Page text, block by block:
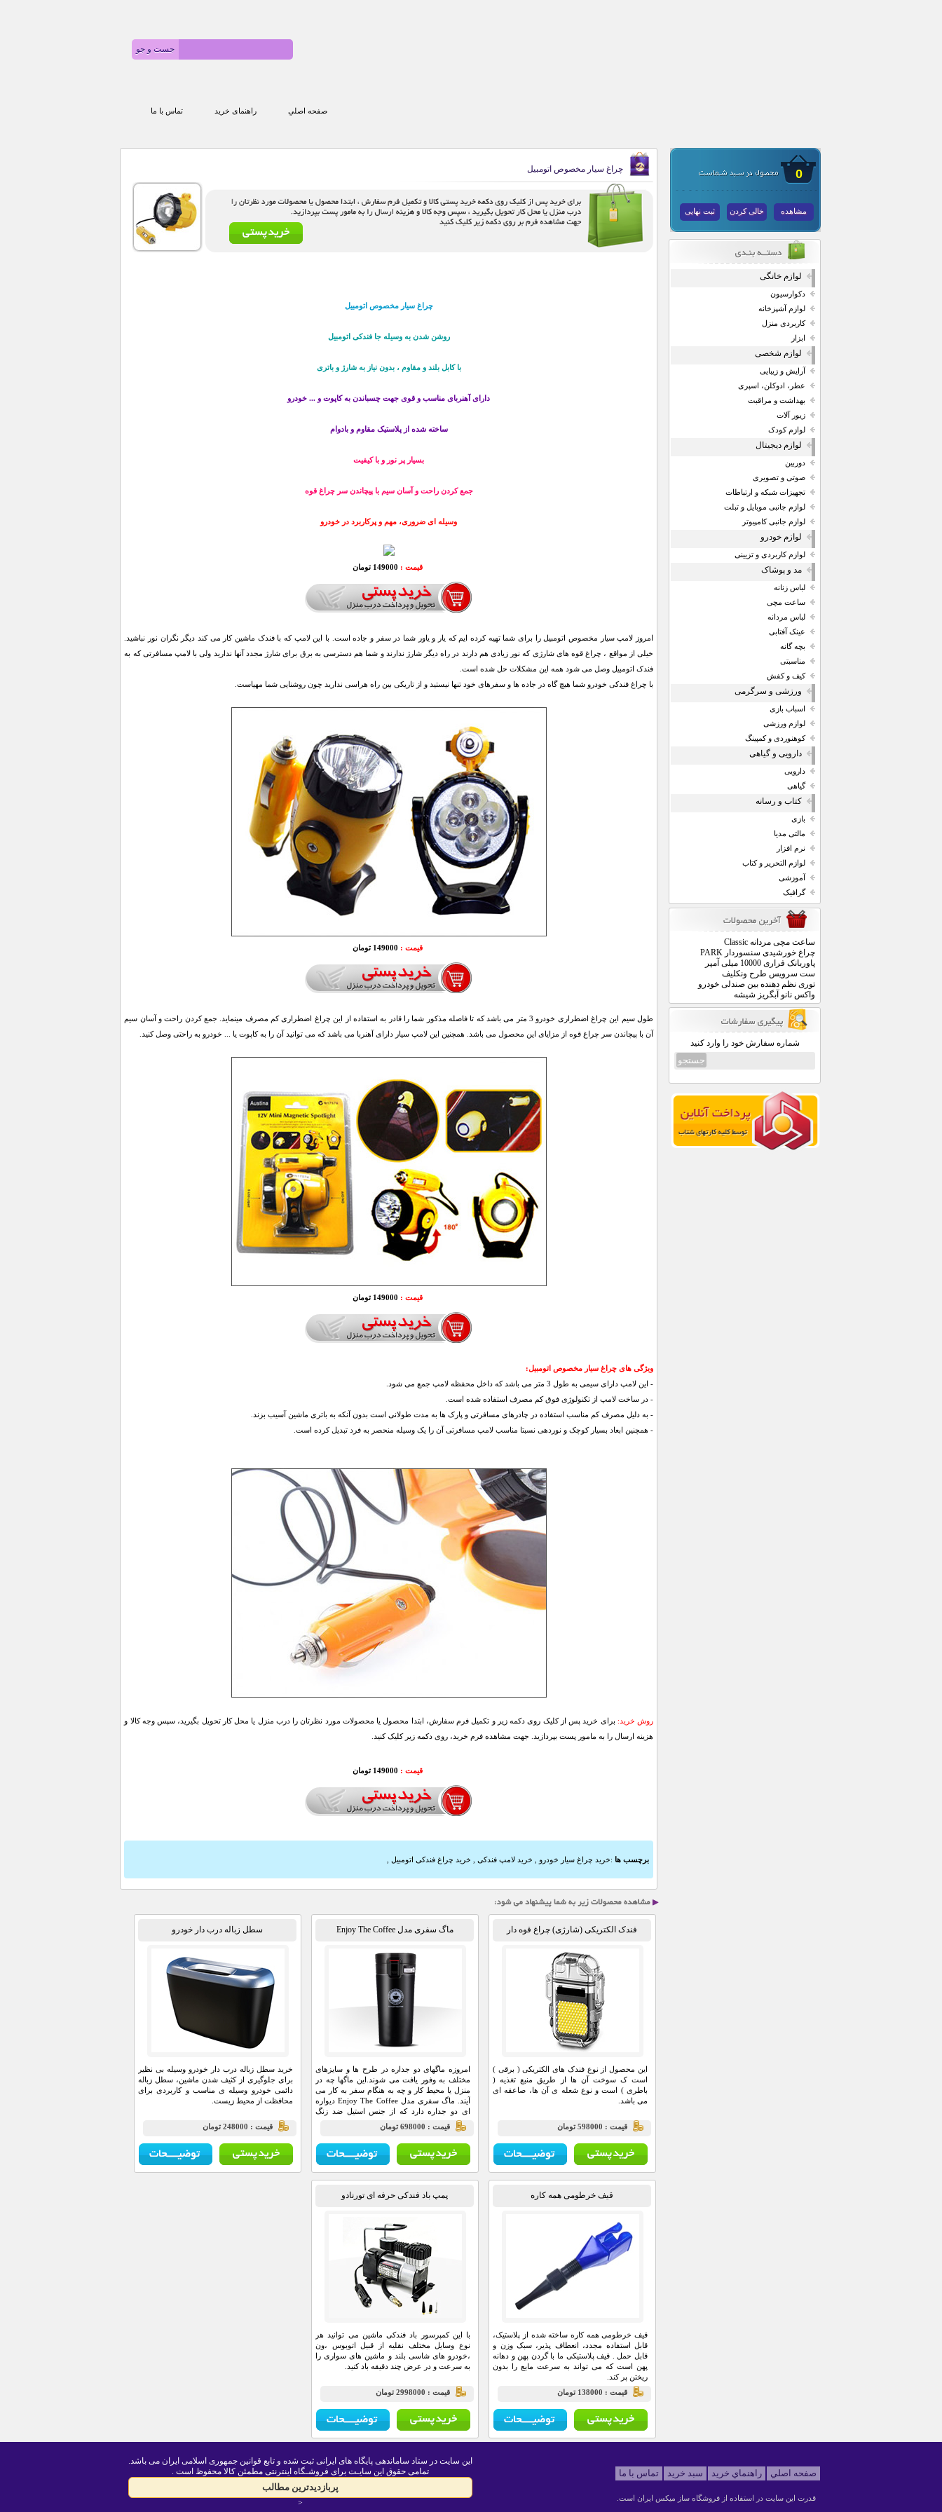
صفحه اصلي راهنمای خرید تماس با ما
0
مشاهده خالی کردن ثبت نهایی
لوازم خانگی
دکوارسیون
لوازم آشپزخانه
کاربردی منزل
ابزار
لوازم شخصی
آرایش و زیبایی
عطر، ادوکلن، اسپری
بهداشت و مراقبت
زیور آلات
لوازم کودک
لوازم دیجیتال
دوربین
صوتی و تصویری
تجهیزات شبکه و ارتباطات
لوازم جانبی موبایل و تبلت
لوازم جانبی کامپیوتر
لوازم خودرو
لوازم کاربردی و تزیینی
مد و پوشاک
لباس زنانه
ساعت مچی
لباس مردانه
عینک آفتابی
بچه گانه
مناسبتی
کیف و کفش
ورزشی و سرگرمی
اسباب بازی
لوازم ورزشی
کوهنوردی و کمپینگ
دارویی و گیاهی
دارویی
گیاهی
کتاب و رسانه
بازی
مالتی مدیا
نرم افزار
لوازم التحریر و کتاب
آموزشی
گرافیک
ساعت مچی مردانه Classic
چراغ خورشیدی سنسوردار PARK
پاوربانک فراری 10000 میلی آمپر
ست سرویس طرح ونکلیف
توری نظم دهنده بین صندلی خودرو
واکس نانو آبگریز شیشه
شماره سفارش خود را وارد کنید
چراغ سیار مخصوص اتومبیل
چراغ سیار مخصوص اتومبیل
روشن شدن به وسیله جا فندکی اتومبیل
با کابل بلند و مقاوم ، بدون نیاز به شارژ و باتری
دارای آهنربای مناسب و قوی جهت چسباندن به کاپوت و ... خودرو
ساخته شده از پلاستیک مقاوم و بادوام
بسیار پر نور و با کیفیت
جمع کردن راحت و آسان سیم با پیچاندن سر چراغ قوه
وسیله ای ضروری، مهم و پرکاربرد در خودرو
قیمت : 149000 تومان
امروز لامپ سیار مخصوص اتومبیل را برای شما تهیه کرده ایم که یار و یاور شما در سفر و جاده است. با این لامپ که با فندک ماشین کار می کند دیگر نگران نور نباشید.
خیلی از مواقع ، چراغ قوه های شارژی که نور زیادی هم دارند در راه دیگر شارژ ندارند و شما هم دسترسی به برق برای شارژ مجدد آنها ندارید ولی با لامپ مسافرتی که به
فندک اتومبیل وصل می شود همه این مشکلات حل شده است.
با چراغ فندکی خودرو شما هیچ گاه در جاده ها و سفرهای خود تنها نیستید و از تاریکی بین راه هراسی ندارید چون روشنایی شما مهیاست.
قیمت : 149000 تومان
طول سیم این چراغ اضطراری خودرو 3 متر می باشد که تا فاصله مذکور شما را قادر به استفاده از این چراغ اضطراری کم مصرف مینماید. جمع کردن راحت و آسان سیم
آن با پیچاندن سر چراغ قوه از مزایای این محصول می باشد. همچنین این لامپ سیار دارای آهنربا می باشد که می توانید آن را به کاپوت یا ... خودرو به راحتی وصل کنید.
قیمت : 149000 تومان
ویژگی های چراغ سیار مخصوص اتومبیل:
- این لامپ دارای سیمی به طول 3 متر می باشد که داخل محفظه لامپ جمع می شود.
- در ساخت لامپ از تکنولوژی فوق کم مصرف استفاده شده است.
- به دلیل مصرف کم مناسب استفاده در چادرهای مسافرتی و پارک ها به مدت طولانی است بدون آنکه به باتری ماشین آسیب بزند.
- همچنین ابعاد بسیار کوچک و نوردهی نسبتا مناسب لامپ مسافرتی آن را یک وسیله منحصر به فرد تبدیل کرده است.
روش خرید: برای خرید پس از کلیک روی دکمه زیر و تکمیل فرم سفارش، ابتدا محصول یا محصولات مورد نظرتان را درب منزل یا محل کار تحویل بگیرید، سپس وجه کالا و
هزینه ارسال را به مامور پست بپردازید. جهت مشاهده فرم خرید، روی دکمه زیر کلیک کنید.
قیمت : 149000 تومان
برچسب ها :خرید چراغ سیار خودرو خرید لامپ فندکی خرید چراغ فندکی اتومبیل
فندک الکتریکی (شارژی) چراغ قوه دار
این محصول از نوع فندک های الکتریکی ( برقی )
است ک سوخت آن ها از طریق منبع تغذیه (
باطری ) است و نوع شعله ی آن ها، صاعقه ای
می باشد.
قيمت : 598000 تومان
ماگ سفری مدل Enjoy The Coffee
امروزه ماگهای دو جداره در طرح ها و سایزهای
مختلف به وفور یافت می شوند.‌این ماگها چه در
منزل یا محیط کار و چه به هنگام سفر به کار می
آیند.‌ ماگ سفری مدل Enjoy The Coffee دیواره
ای دو جداره دارد که از جنس استیل ضد زنگ
ساخته شده و برای نگهداری طولانی مدت دمای
نوشیدنی های گرم و سرد قابل استفاده
است.‌درپوش این ماگ به صورت پیچی بسته می
شود و از ریزش و نشت مایعات کاملا جلوگیری
بعمل می آورد.
قيمت : 698000 تومان
سطل زباله درب دار خودرو
خرید سطل زباله درب دار خودرو وسیله بی نظیر
برای جلوگیری از کثیف شدن ماشین، سطل زباله
دائمی خودرو وسیله ی مناسب و کاربردی برای
محافظت از محیط زیست.
قيمت : 248000 تومان
قیف خرطومی همه کاره
قیف خرطومی همه کاره ساخته شده از پلاستیک،
قابل استفاده مجدد، انعطاف پذیر، سبک وزن و
قابل حمل . قیف پلاستیکی ما با گردن پهن و دهانه
پهن است که می تواند به سرعت مایع را بدون
ریختن پر کند.
قيمت : 138000 تومان
پمپ باد فندکی حرفه ای تورنادو
با این کمپرسور باد فندکی ماشین می توانید هر
نوع وسایل مختلف نقلیه از قبیل اتوبوس ،ون
،خودرو های شاسی بلند و ماشین های سواری را
به سرعت و در عرض چند دقیقه باد کنید.
قيمت : 2998000 تومان
صفحه اصلي راهنماي خريد سبد خريد تماس با ما
این سایت در ستاد ساماندهی پایگاه های ایرانی ثبت شده و تابع قوانین جمهوری اسلامی ایران می باشد.
تمامی حقوق این سایـت برای فروشـگاه اینترنتی مطمئن کالا محفوظ است .
پربازدیدترین مطالب
< قدرت اين سايت در استفاده از فروشگاه ساز ميکس ايران است.